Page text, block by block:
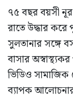
৭৫ বছর বয়সী
রাতে উদ্ধার করে
সুলতানার সঙ্গে
বাসার
ভিডিও সামাজিক
ব্যাপক